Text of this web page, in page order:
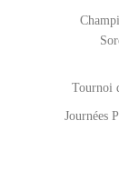
Tournoi
Journées